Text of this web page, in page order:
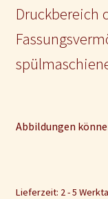
Druckbereich
Abbildungen
Lieferzeit: 2 - 5